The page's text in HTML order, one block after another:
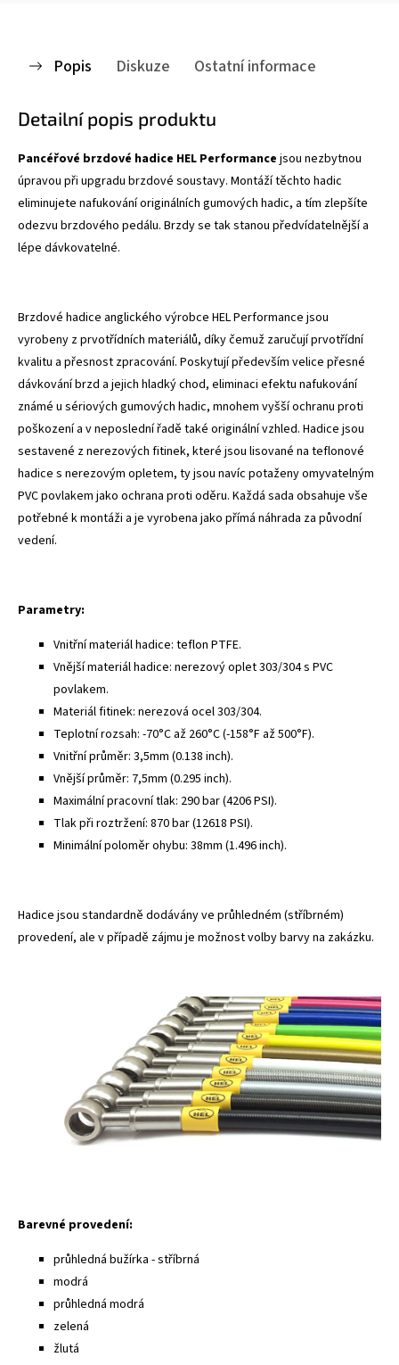
Popis Diskuze Ostatní informace
Detailní popis produktu
Pancéřové brzdové hadice HEL Performance jsou nezbytnou
úpravou při upgradu brzdové soustavy. Montáží těchto hadic
eliminujete nafukování originálních gumových hadic, a tím zlepšíte
odezvu brzdového pedálu. Brzdy se tak stanou předvídatelnější a
lépe dávkovatelné.
Brzdové hadice anglického výrobce HEL Performance jsou
vyrobeny z prvotřídních materiálů, díky čemuž zaručují prvotřídní
kvalitu a přesnost zpracování. Poskytují především velice přesné
dávkování brzd a jejich hladký chod, eliminaci efektu nafukování
známé u sériových gumových hadic, mnohem vyšší ochranu proti
poškození a v neposlední řadě také originální vzhled. Hadice jsou
sestavené z nerezových fitinek, které jsou lisované na teflonové
hadice s nerezovým opletem, ty jsou navíc potaženy omyvatelným
PVC povlakem jako ochrana proti oděru. Každá sada obsahuje vše
potřebné k montáži a je vyrobena jako přímá náhrada za původní
vedení.
Parametry:
Vnitřní materiál hadice: teflon PTFE.
Vnější materiál hadice: nerezový oplet 303/304 s PVC
povlakem.
Materiál fitinek: nerezová ocel 303/304.
Teplotní rozsah: -70°C až 260°C (-158°F až 500°F).
Vnitřní průměr: 3,5mm (0.138 inch).
Vnější průměr: 7,5mm (0.295 inch).
Maximální pracovní tlak: 290 bar (4206 PSI).
Tlak při roztržení: 870 bar (12618 PSI).
Minimální poloměr ohybu: 38mm (1.496 inch).
Hadice jsou standardně dodávány ve průhledném (stříbrném)
provedení, ale v případě zájmu je možnost volby barvy na zakázku.
Barevné provedení:
průhledná bužírka - stříbrná
modrá
průhledná modrá
zelená
žlutá